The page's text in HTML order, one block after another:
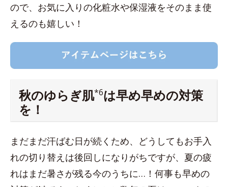
ので、お気に入りの化粧水や保湿液をそのまま使
えるのも嬉しい！
秋のゆらぎ肌*6は早め早めの対策
を！
まだまだ汗ばむ日が続くため、どうしてもお手入
れの切り替えは後回しになりがちですが、夏の疲
れはまだ暑さが残る今のうちに…！何事も早めの